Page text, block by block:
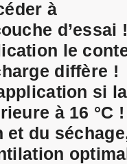
à
d’essai
le
diffère !
si la
à 16 °C !
et du